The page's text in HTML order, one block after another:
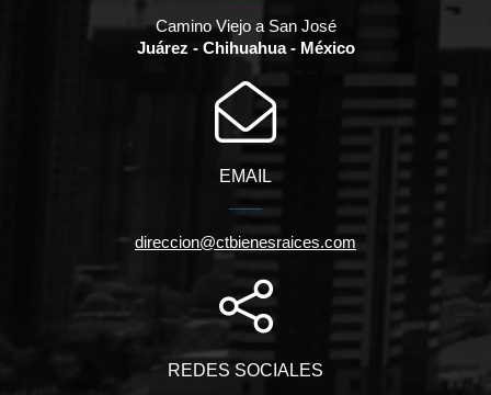
Camino Viejo a San José
Juárez - Chihuahua - México
EMAIL
direccion@ctbienesraices.com
REDES SOCIALES